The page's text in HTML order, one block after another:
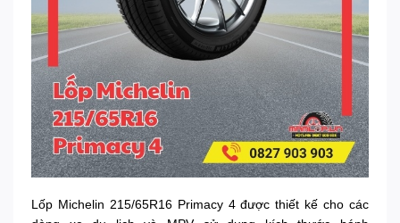
Lốp Michelin 215/65R16 Primacy 4 được thiết kế cho các